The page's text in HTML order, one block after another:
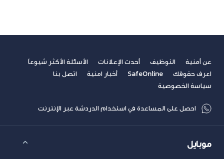
عن أمنية التوظيف أحدث الإعلانات
الأسئلة الأكثر شيوعاً
اعرف حقوقك
SafeOnline أخبار امنية
اتصل بنا
سياسة الخصوصية
احصل على المساعدة في استخدام الدردشة عبر الإنترنت
موبايل